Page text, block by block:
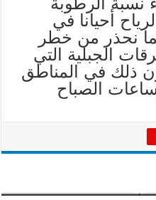
أحيانا في
نحذر من خطر
الجبلية التي
وما دون ذلك في المناطق
الصباح